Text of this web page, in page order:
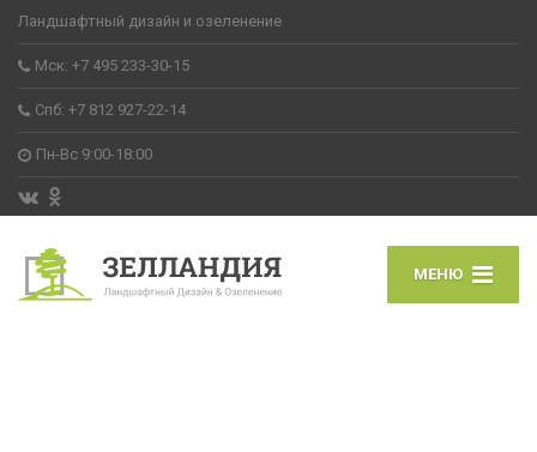
Ландшафтный дизайн и озеленение
Мск: +7 495 233-30-15
Спб: +7 812 927-22-14
Пн-Вс 9:00-18:00
МЕНЮ